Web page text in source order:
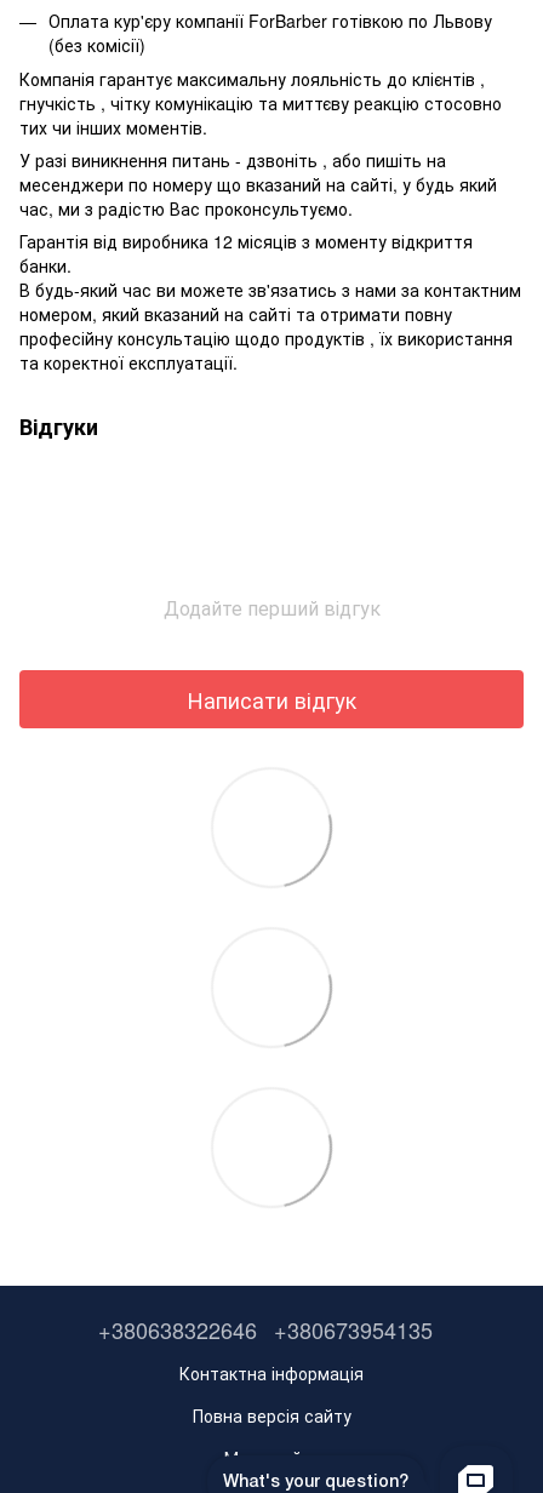
Оплата кур'єру компанії ForBarber готівкою по Львову
(без комісії)
Компанія гарантує максимальну лояльність до клієнтів ,
гнучкість , чітку комунікацію та миттєву реакцію стосовно
тих чи інших моментів.
У разі виникнення питань - дзвоніть , або пишіть на
месенджери по номеру що вказаний на сайті, у будь який
час, ми з радістю Вас проконсультуємо.
Гарантія від виробника 12 місяців з моменту відкриття
банки.
В будь-який час ви можете зв'язатись з нами за контактним
номером, який вказаний на сайті та отримати повну
професійну консультацію щодо продуктів , їх використання
та коректної експлуатації.
Відгуки
Додайте перший відгук
Написати відгук
+380638322646 +380673954135
Контактна інформація
Повна версія сайту
Мапа сайту